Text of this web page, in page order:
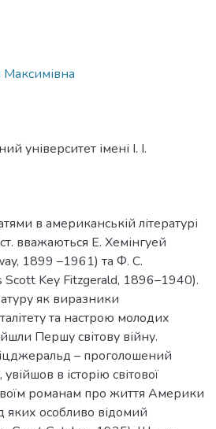
університет імені І. І.
в американській літературі
вважаються Е. Хемінгуей
1899 –1961) та Ф. С.
Key Fitzgerald, 1896–1940).
як виразники
та настрою молодих
Першу світову війну.
– проголошений
в історію світової
романам про життя Америки
яких особливо відомий